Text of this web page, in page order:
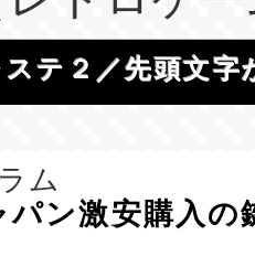
テ２／先頭文字
ム
パン激安購入の